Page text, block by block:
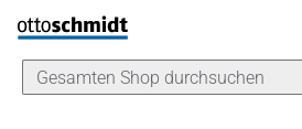
Direkt zum Inhalt